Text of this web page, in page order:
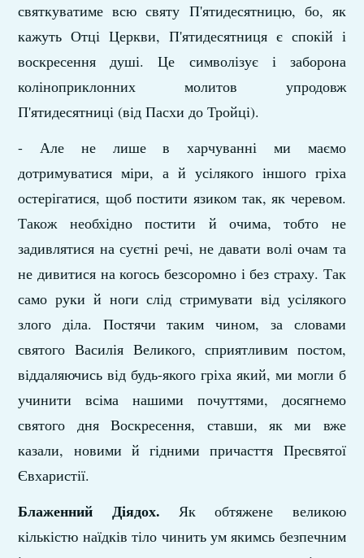
святкуватиме всю святу П'ятидесятницю, бо, як
кажуть Отці Церкви, П'ятидесятниця є спокій і
воскресення душі. Це символізує і заборона
коліноприклонних молитов упродовж
П'ятидесятниці (від Пасхи до Тройці).
- Але не лише в харчуванні ми маємо
дотримуватися міри, а й усілякого іншого гріха
остерігатися, щоб постити язиком так, як черевом.
Також необхідно постити й очима, тобто не
задивлятися на суєтні речі, не давати волі очам та
не дивитися на когось безсоромно і без страху. Так
само руки й ноги слід стримувати від усілякого
злого діла. Постячи таким чином, за словами
святого Василія Великого, сприятливим постом,
віддаляючись від будь-якого гріха який, ми могли б
учинити всіма нашими почуттями, досягнемо
святого дня Воскресення, ставши, як ми вже
казали, новими й гідними причасття Пресвятої
Євхаристії.
Блаженний Діядох. Як обтяжене великою
кількістю наїдків тіло чинить ум якимсь безпечним